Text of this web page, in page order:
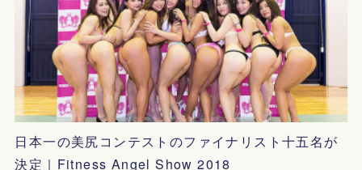
日本一の美尻コンテストのファイナリスト十五名が
決定｜Fitness Angel Show 2018